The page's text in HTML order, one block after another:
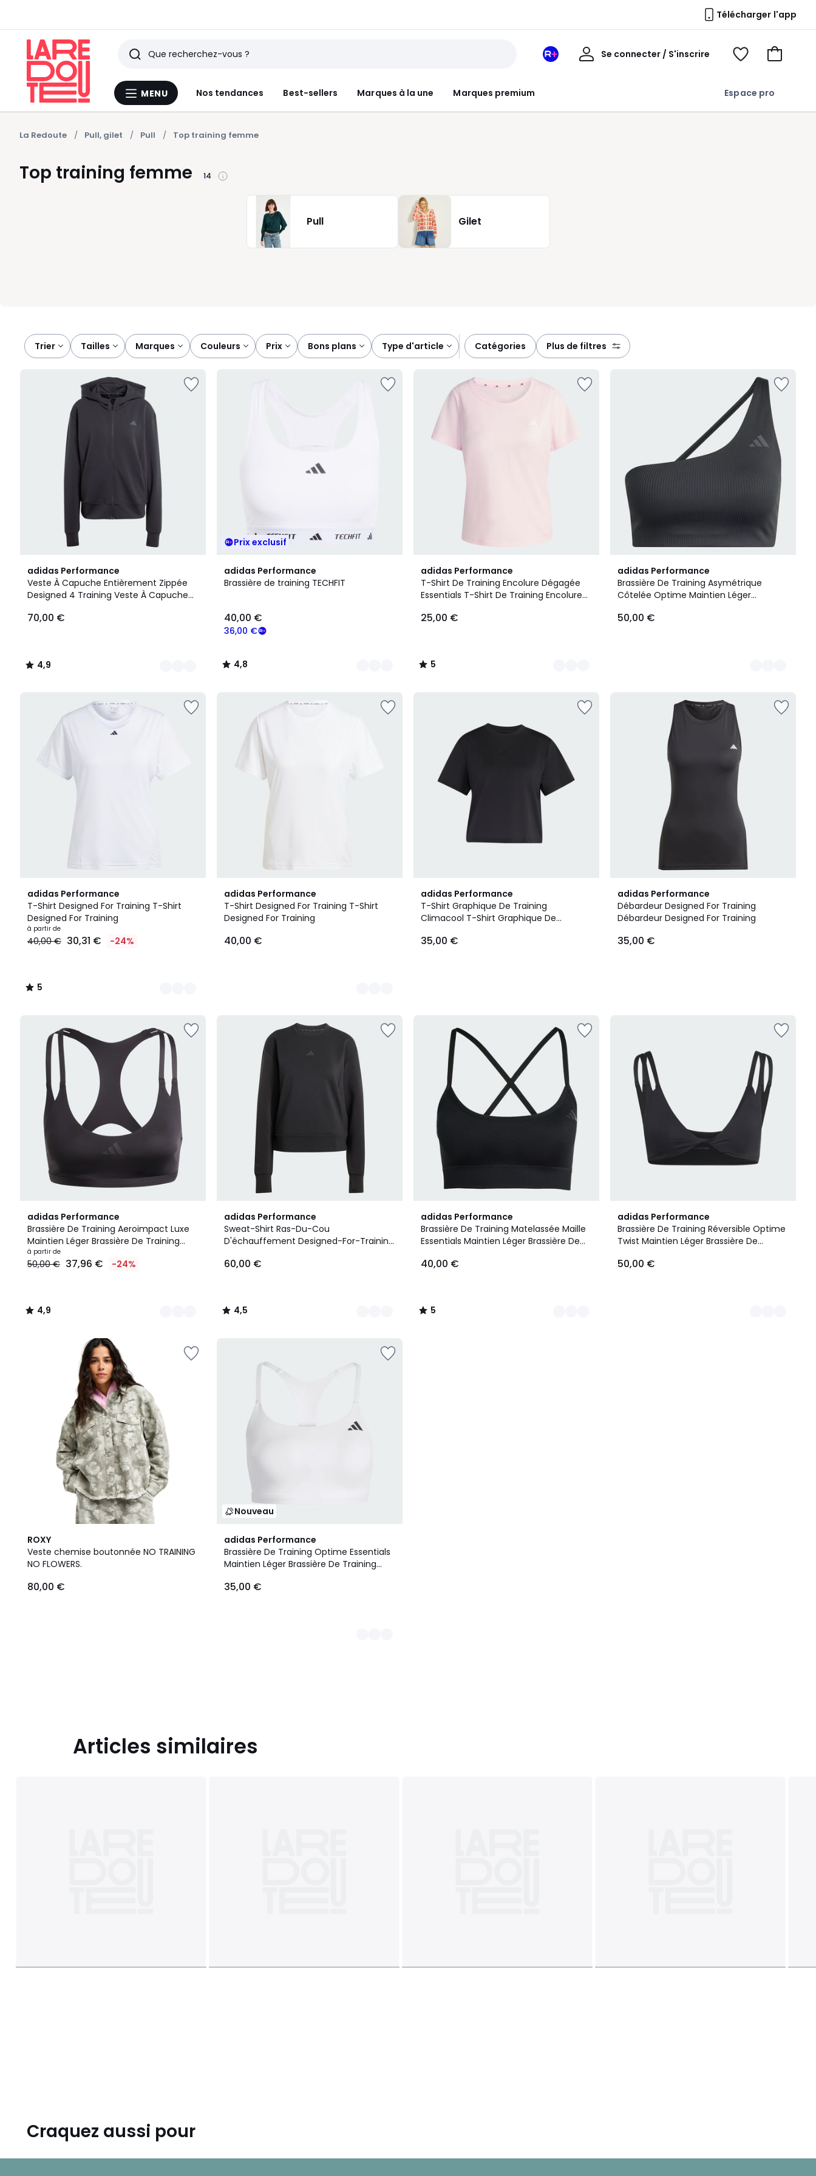
Télécharger l'app
Menu
MENU Nos tendances Best-sellers Marques à la une Marques premium Espace pro
Rechercher
Derniers
articles
vus
Mon
Se connecter / S'inscrire
Mon
Voir
Voir
La Redoute Pull, gilet Pull Top training femme
Top training femme 14
Pull Gilet
Trier tailles marques couleurs prix bons plans type d'article catégories plus de filtres
adidas Performance
Veste À Capuche Entièrement Zippée
Designed 4 Training Veste À Capuche
€.
70,00 €
4,9
/ 5
3
Couleurs
4,9
/
Prix exclusif
adidas Performance
Brassière de training TECHFIT
36,00 €
40,00 €
4,8
/ 5
3
Couleurs
4,8
/
adidas Performance
T-Shirt De Training Encolure Dégagée
Essentials T-Shirt De Training Encolure
25,00 €
5
/
5
2
Couleurs
5
/
adidas Performance
Brassière De Training Asymétrique
Côtelée Optime Maintien Léger
Côtelée Optime Maintien Léger
50,00 €
3
Couleurs
adidas Performance
T-Shirt Designed For Training T-Shirt
Designed For Training
à partir de
40,00 € 30,31 € -24%
5
/
5
2
Couleurs
5
/
adidas Performance
T-Shirt Designed For Training T-Shirt
Designed For Training
40,00 €
2
Couleurs
adidas Performance
T-Shirt Graphique De Training
Climacool T-Shirt Graphique De
35,00 €
adidas Performance
Débardeur Designed For Training
Débardeur Designed For Training
35,00 €
adidas Performance
Brassière De Training Aeroimpact Luxe
Maintien Léger Brassière De Training
Aeroimpact Luxe Maintien Léger
à partir de
50,00 € 37,96 € -24%
4,9
/ 5
3
Couleurs
4,9
/
adidas Performance
Sweat-Shirt Ras-Du-Cou
D'échauffement Designed-For-Training
D'échauffement Designed-For-Training
60,00 €
4,5
/ 5
2
Couleurs
4,5
/
adidas Performance
Brassière De Training Matelassée Maille
Essentials Maintien Léger Brassière De
Maintien Léger
40,00 €
5
/
5
2
Couleurs
5
/
adidas Performance
Brassière De Training Réversible Optime
Twist Maintien Léger Brassière De
Maintien Léger
50,00 €
2
Couleurs
ROXY
Veste chemise boutonnée NO TRAINING
NO FLOWERS.
80,00 €
Nouveau
adidas Performance
Brassière De Training Optime Essentials
Maintien Léger Brassière De Training
35,00 €
3
Couleurs
Articles similaires
Craquez aussi pour